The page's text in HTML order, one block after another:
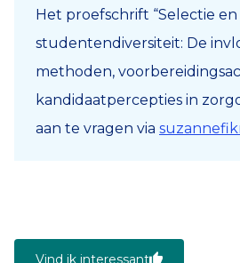
Het proefschrift “Selectie en
studentendiversiteit: De
methoden,
kandidaatpercepties in
aan te vragen via
Vind ik interessant